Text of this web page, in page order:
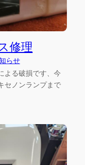
修理
らせ
よる破損です、今
セノンランプまで